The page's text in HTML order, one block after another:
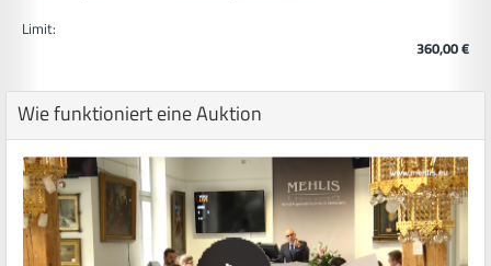
Limit:
360,00 €
Wie funktioniert eine Auktion